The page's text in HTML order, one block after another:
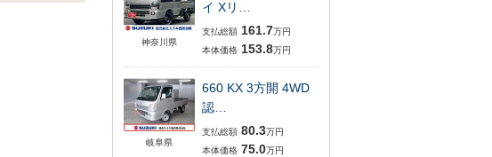
神奈川県
イ Xリ…
支払総額 161.7万円
本体価格 153.8万円
岐阜県
660 KX 3方開 4WD
認…
支払総額 80.3万円
本体価格 75.0万円